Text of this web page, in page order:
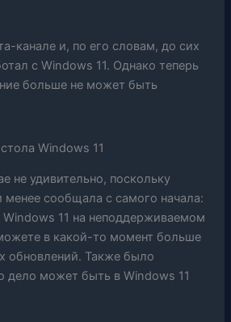
канале и, по его словам, до сих
с Windows 11. Однако теперь
больше не может быть
не удивительно, поскольку
сообщала с самого начала:
Windows 11 на неподдерживаемом
в какой-то момент больше
обновлений. Также было
дело может быть в Windows 11